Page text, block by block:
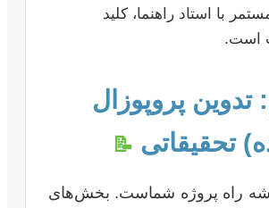
با استاد راهنما، کلید
است.
تدوین پروپوزال
تحقیقاتی 📝
راه پروژه شماست. بخش‌های